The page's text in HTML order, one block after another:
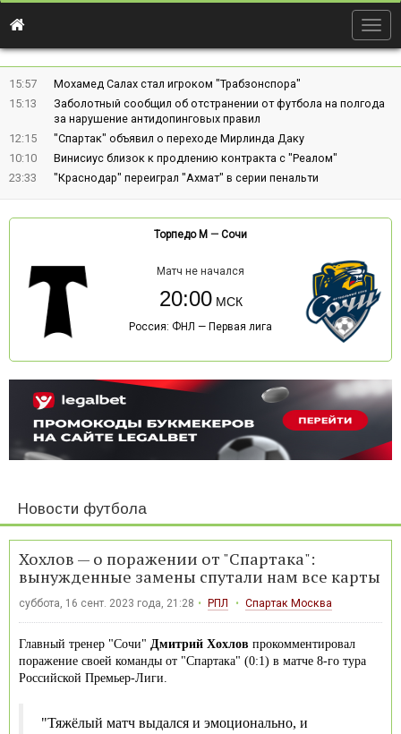
15:57
Мохамед Салах стал игроком "Трабзонспора"
15:13
Заболотный сообщил об отстранении от футбола на полгода
за нарушение антидопинговых правил
12:15
"Спартак" объявил о переходе Мирлинда Даку
10:10
Винисиус близок к продлению контракта с "Реалом"
23:33
"Краснодар" переиграл "Ахмат" в серии пенальти
Торпедо М — Сочи
Матч не начался
20:00
Россия: ФНЛ — Первая лига
Новости футбола
Хохлов — о поражении от "Спартака":
вынужденные замены спутали нам все карты
суббота, 16 сент. 2023 года, 21:28 РПЛ Спартак Москва
Главный тренер "Сочи" Дмитрий Хохлов прокомментировал
поражение своей команды от "Спартака" (0:1) в матче 8-го тура
Российской Премьер-Лиги.
"Тяжёлый матч выдался и эмоционально, и